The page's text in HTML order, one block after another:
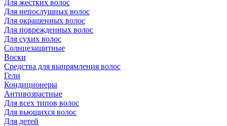
Для жестких волос
Для непослушных волос
Для окрашенных волос
Для поврежденных волос
Для сухих волос
Солнцезащитные
Воски
Средства для выпрямления волос
Гели
Кондиционеры
Антивозрастные
Для всех типов волос
Для вьющихся волос
Для детей